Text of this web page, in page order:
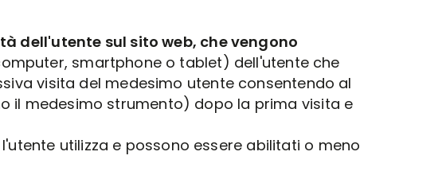
dell'utente sul sito web, che vengono
smartphone o tablet) dell'utente che
visita del medesimo utente consentendo al
il medesimo strumento) dopo la prima visita e
utilizza e possono essere abilitati o meno